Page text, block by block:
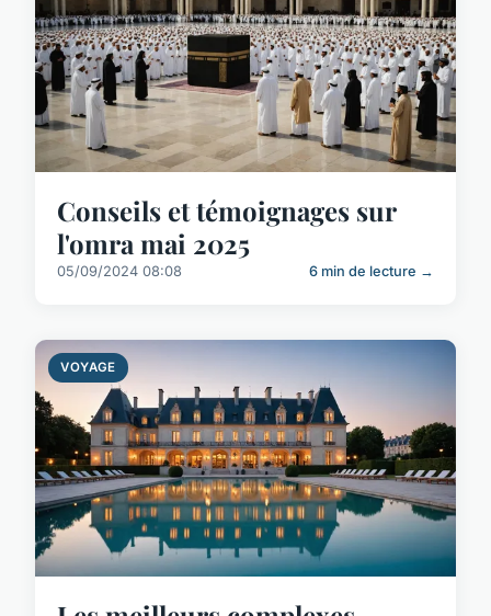
Conseils et témoignages sur
l'omra mai 2025
05/09/2024 08:08 6 min de lecture →
VOYAGE